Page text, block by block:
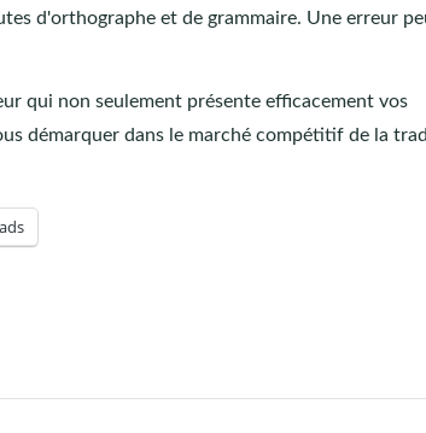
d'orthographe et de grammaire. Une erreur
qui non seulement présente efficacement vos
démarquer dans le marché compétitif de la